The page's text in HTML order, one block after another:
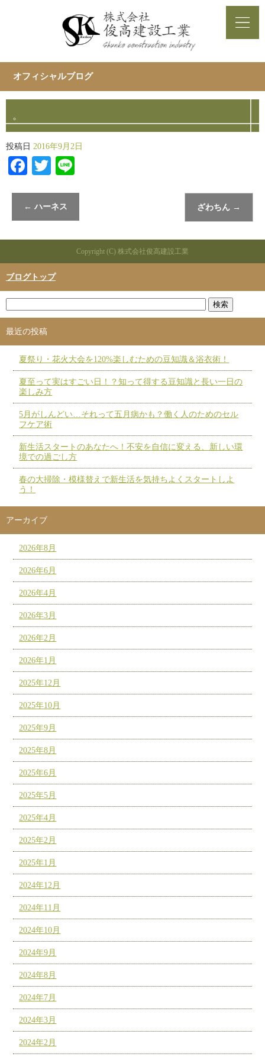
オフィシャルブログ
。
投稿日 2016年9月2日
Facebook
Twitter
← ハーネス ざわちん →
Copyright (C) 株式会社俊高建設工業
ブログトップ
最近の投稿
夏祭り・花火大会を120%楽しむための豆知識＆浴衣術！
夏至って実はすごい日！？知って得する豆知識と長い一日の
楽しみ方
5月がしんどい…それって五月病かも？働く人のためのセル
フケア術
新生活スタートのあなたへ！不安を自信に変える、新しい環
境での過ごし方
春の大掃除・模様替えで新生活を気持ちよくスタートしよ
う！
アーカイブ
2026年8月
2026年6月
2026年4月
2026年3月
2026年2月
2026年1月
2025年12月
2025年10月
2025年9月
2025年8月
2025年6月
2025年5月
2025年4月
2025年2月
2025年1月
2024年12月
2024年11月
2024年10月
2024年9月
2024年8月
2024年7月
2024年3月
2024年2月